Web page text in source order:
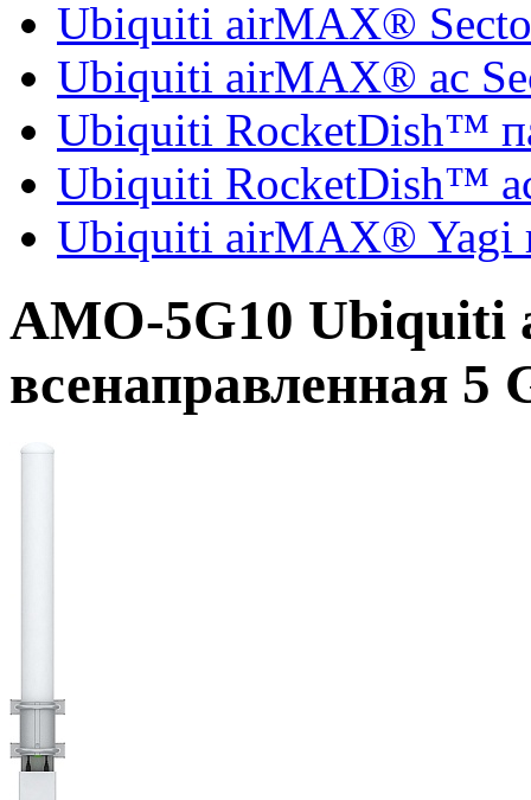
Ubiquiti airMAX®
Ubiquiti airMAX® ac
Ubiquiti RocketDish™
Ubiquiti RocketDish™
Ubiquiti airMAX® Yagi
AMO-5G10 Ubiquiti
всенаправленная 5